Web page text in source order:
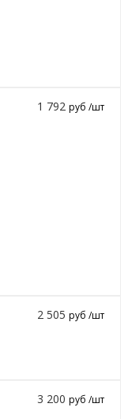
1 792руб /шт
2 505руб /шт
3 200руб /шт